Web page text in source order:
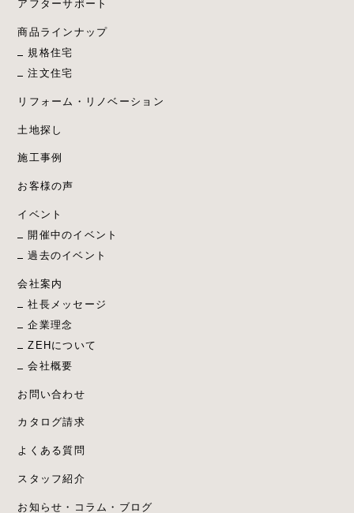
アフターサポート
商品ラインナップ
規格住宅
注文住宅
リフォーム・リノベーション
土地探し
施工事例
お客様の声
イベント
開催中のイベント
過去のイベント
会社案内
社長メッセージ
企業理念
ZEHについて
会社概要
お問い合わせ
カタログ請求
よくある質問
スタッフ紹介
お知らせ・コラム・ブログ